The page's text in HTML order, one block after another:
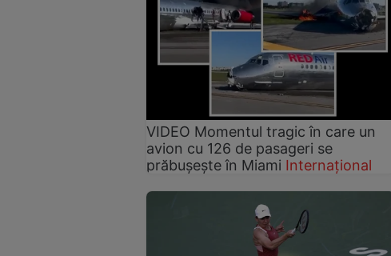
VIDEO Momentul tragic în care un
avion cu 126 de pasageri se
prăbușește în Miami Internațional